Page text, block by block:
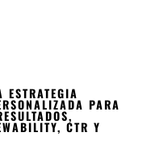
PARA
CTR Y